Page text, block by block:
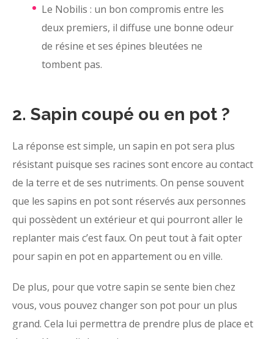
Le Nobilis : un bon compromis entre les
deux premiers, il diffuse une bonne odeur
de résine et ses épines bleutées ne
tombent pas.
2. Sapin coupé ou en pot ?
La réponse est simple, un sapin en pot sera plus
résistant puisque ses racines sont encore au contact
de la terre et de ses nutriments. On pense souvent
que les sapins en pot sont réservés aux personnes
qui possèdent un extérieur et qui pourront aller le
replanter mais c’est faux. On peut tout à fait opter
pour sapin en pot en appartement ou en ville.
De plus, pour que votre sapin se sente bien chez
vous, vous pouvez changer son pot pour un plus
grand. Cela lui permettra de prendre plus de place et